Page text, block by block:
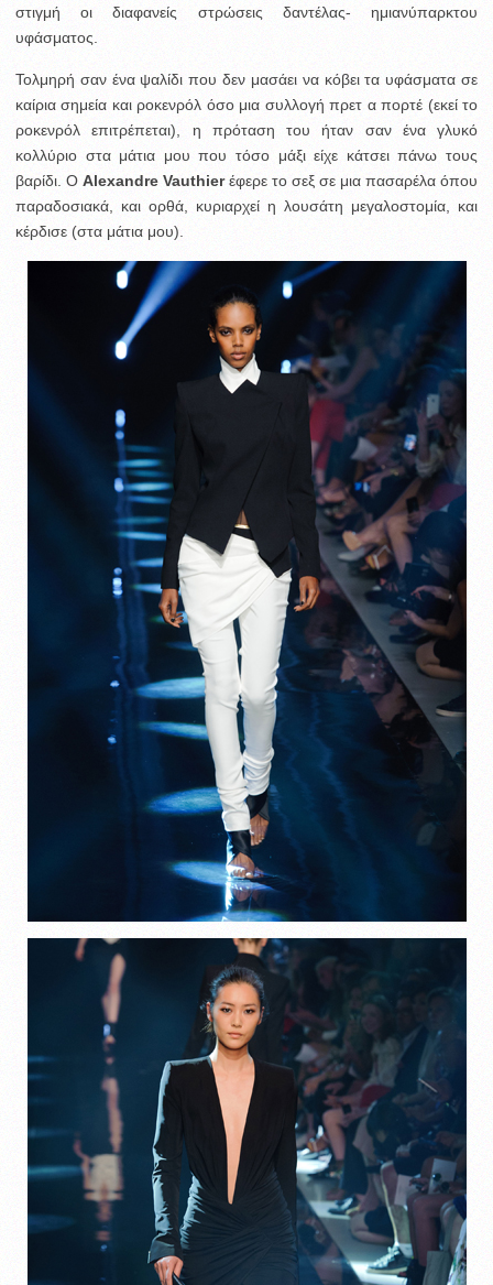
στιγμή οι διαφανείς στρώσεις δαντέλας- ημιανύπαρκτου
υφάσματος.
Τολμηρή σαν ένα ψαλίδι που δεν μασάει να κόβει τα υφάσματα σε
καίρια σημεία και ροκενρόλ όσο μια συλλογή πρετ α πορτέ (εκεί το
ροκενρόλ επιτρέπεται), η πρόταση του ήταν σαν ένα γλυκό
κολλύριο στα μάτια μου που τόσο μάξι είχε κάτσει πάνω τους
βαρίδι. Ο Alexandre Vauthierέφερε το σεξ σε μια πασαρέλα όπου
παραδοσιακά, και ορθά, κυριαρχεί η λουσάτη μεγαλοστομία, και
κέρδισε (στα μάτια μου).